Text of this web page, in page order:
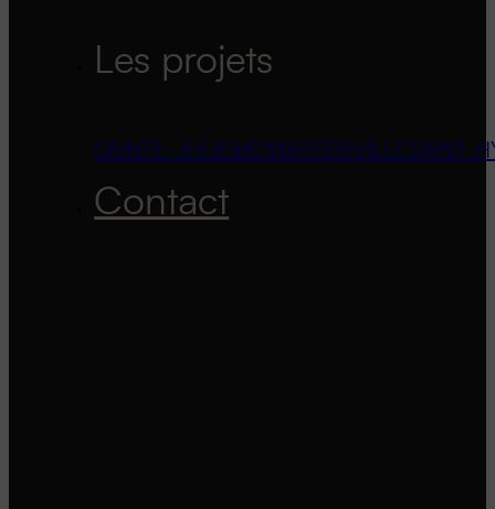
Les projets
SAINTE-JULIE MCMASTERVILLESAINT-
Contact